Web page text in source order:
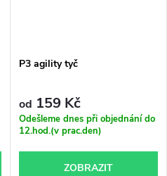
P3 agility tyč
od 159 Kč
Odešleme dnes při objednání do
12.hod.(v prac.den)
ZOBRAZIT